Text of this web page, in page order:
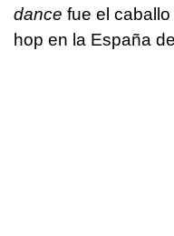
dance fue el
hop en la España